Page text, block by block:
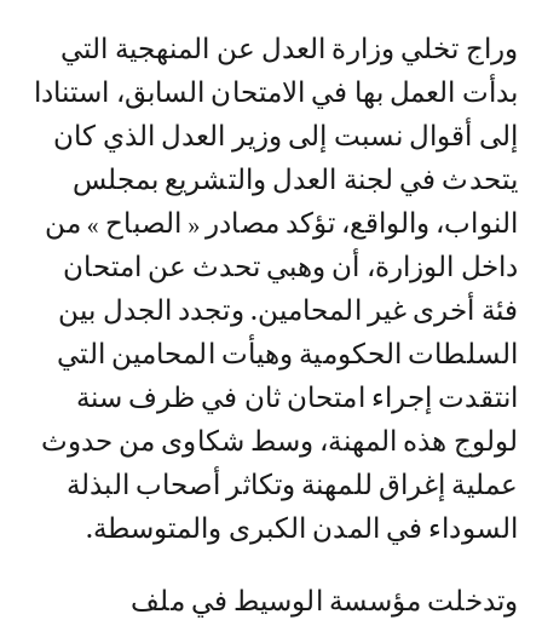
وراج تخلي وزارة العدل عن المنهجية التي
بدأت العمل بها في الامتحان السابق، استنادا
إلى أقوال نسبت إلى وزير العدل الذي كان
يتحدث في لجنة العدل والتشريع بمجلس
النواب، والواقع، تؤكد مصادر « الصباح » من
داخل الوزارة، أن وهبي تحدث عن امتحان
فئة أخرى غير المحامين. وتجدد الجدل بين
السلطات الحكومية وهيأت المحامين التي
انتقدت إجراء امتحان ثان في ظرف سنة
لولوج هذه المهنة، وسط شكاوى من حدوث
عملية إغراق للمهنة وتكاثر أصحاب البذلة
السوداء في المدن الكبرى والمتوسطة.
وتدخلت مؤسسة الوسيط في ملف